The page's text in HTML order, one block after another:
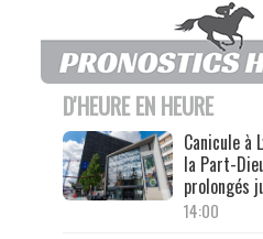
D'HEURE EN HEURE
Canicule à
la Part-
prolongés
14:00